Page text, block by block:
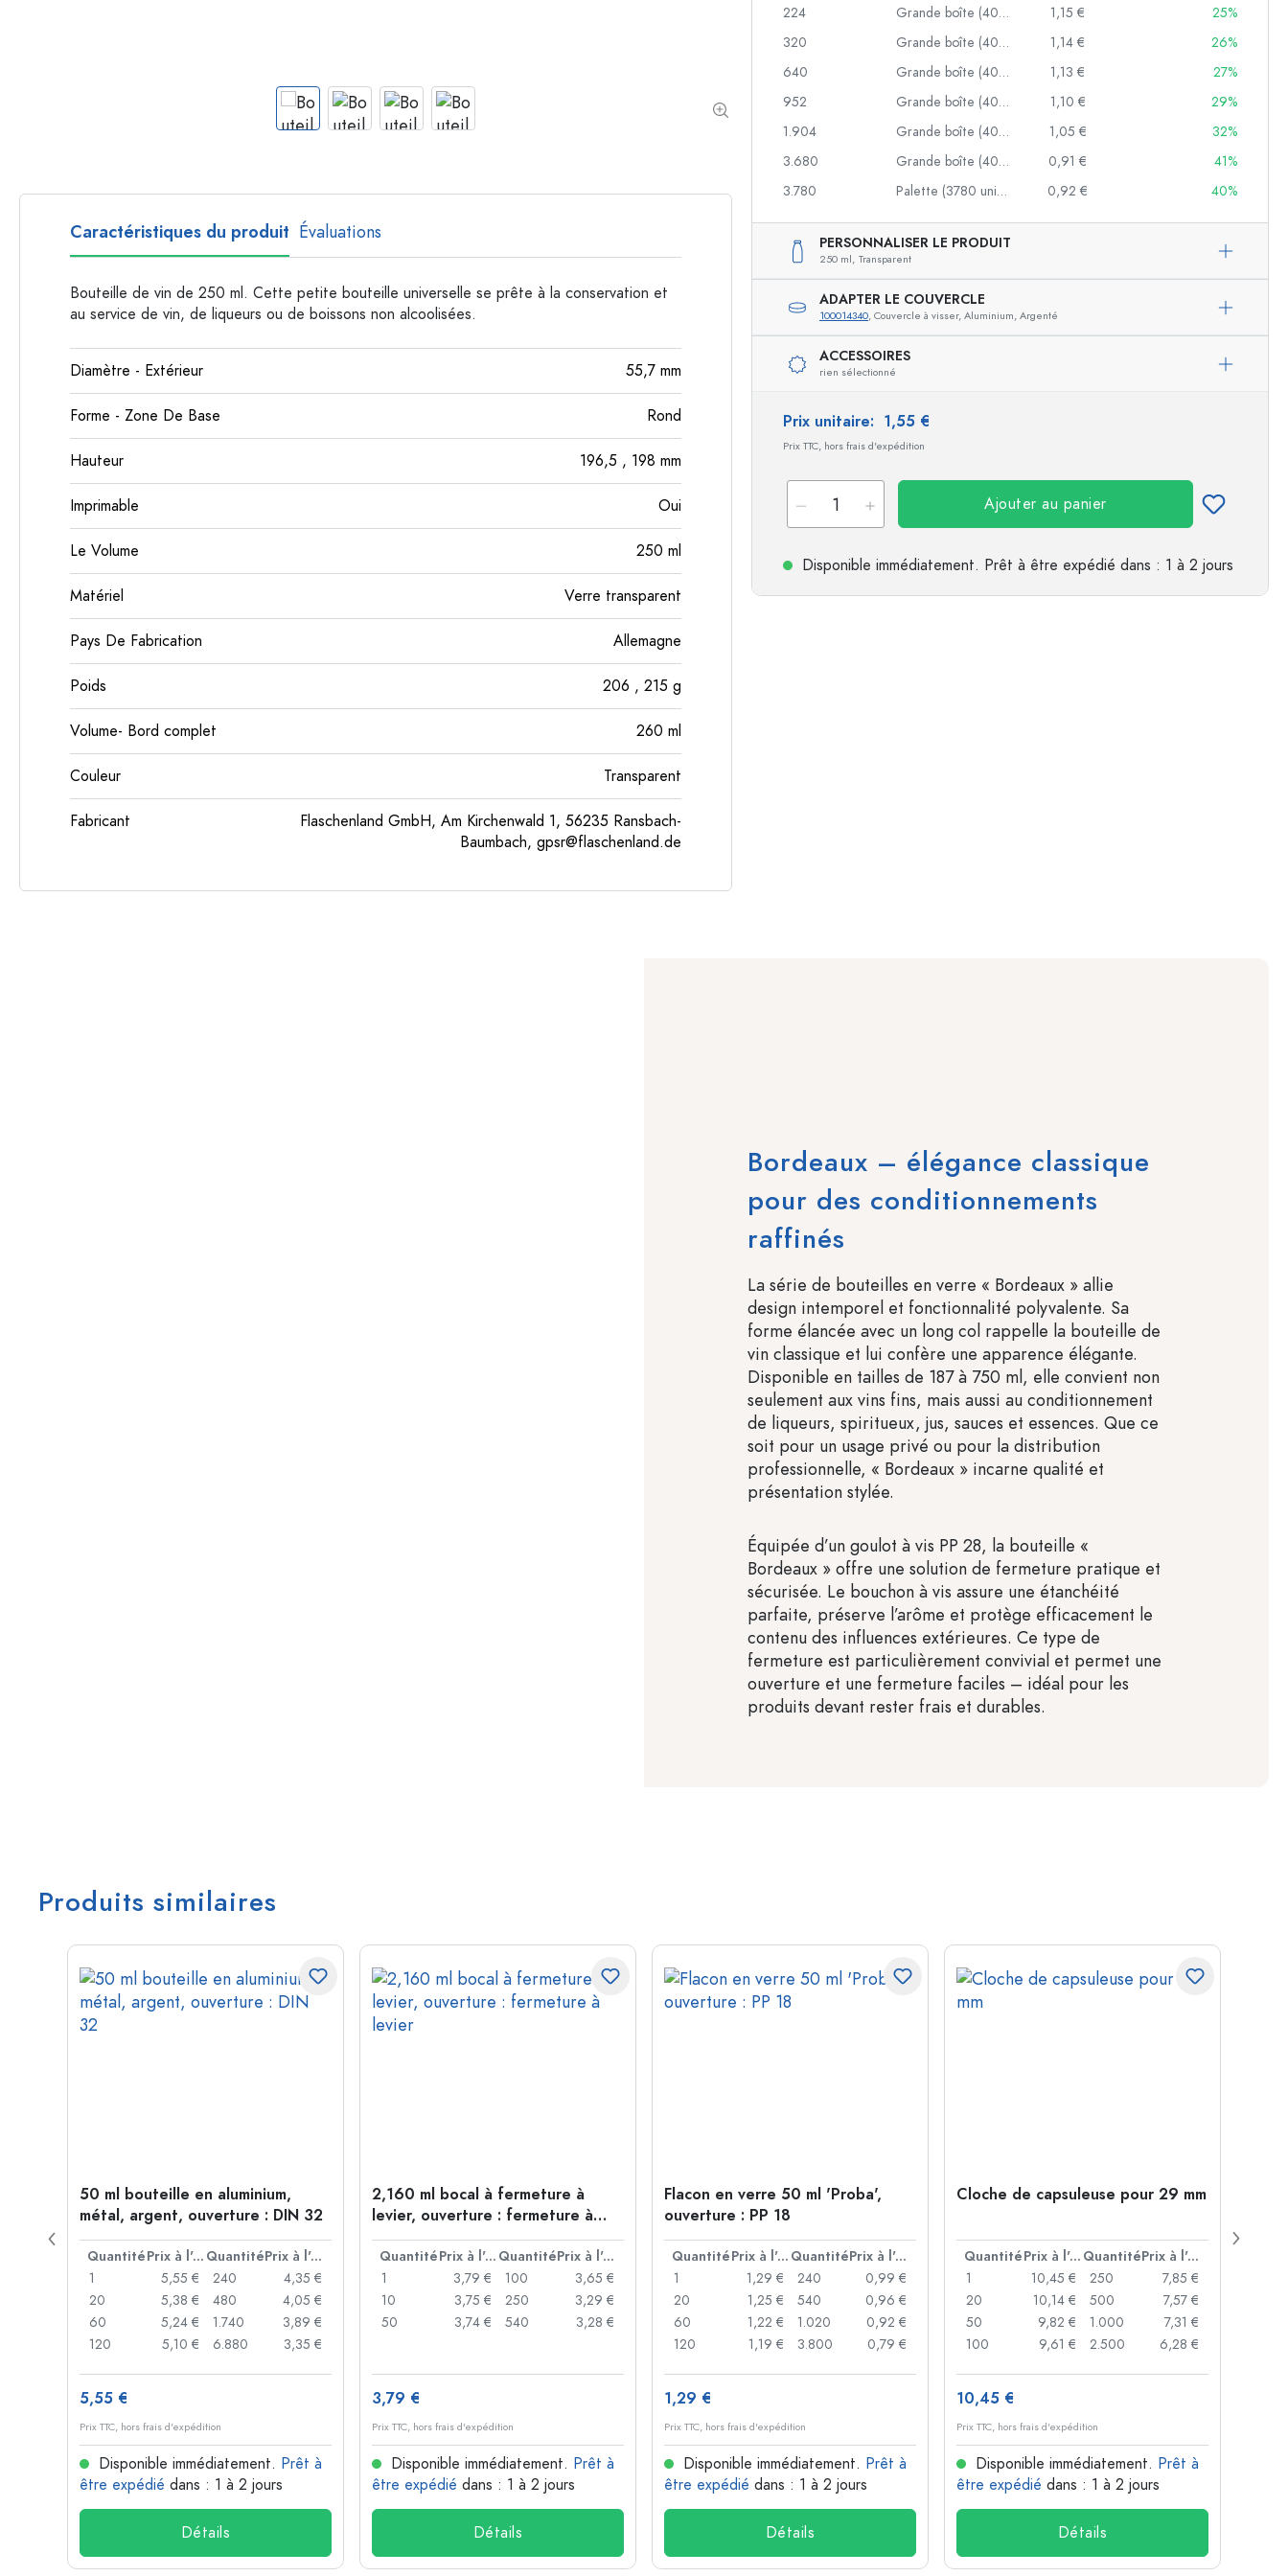
Bouteilles à goulot long
Bouteilles polygonales
Bouteilles cylindriques
224
Grande boîte (40 unités) 1,15 €
25%
320
Grande boîte (40 unités) 1,14 €
26%
640
Grande boîte (40 unités) 1,13 €
27%
952
Grande boîte (40 unités) 1,10 €
29%
1.904
Grande boîte (40 unités) 1,05 €
32%
3.680
Grande boîte (40 unités) 0,91 €
41%
3.780
Palette (3780 unités) 0,92 € 40%
PERSONNALISER LE PRODUIT
250 ml, Transparent
ADAPTER LE COUVERCLE
100014340, Couvercle à visser, Aluminium, Argenté
ACCESSOIRES
rien sélectionné
Prix unitaire: 1,55 €
Prix TTC, hors frais d'expédition
Ajouter au panier
Disponible immédiatement. Prêt à être expédié dans : 1 à 2 jours
Caractéristiques du produit Évaluations
Bouteille de vin de 250 ml. Cette petite bouteille universelle se prête à la conservation et
au service de vin, de liqueurs ou de boissons non alcoolisées.
Diamètre - Extérieur 55,7 mm
Forme - Zone De Base Rond
Hauteur 196,5 , 198 mm
Imprimable Oui
Le Volume 250 ml
Matériel Verre transparent
Pays De Fabrication Allemagne
Poids 206 , 215 g
Volume- Bord complet 260 ml
Couleur Transparent
Fabricant
Flaschenland GmbH, Am Kirchenwald 1, 56235 Ransbach-
Baumbach, gpsr@flaschenland.de
Bordeaux – élégance classique
pour des conditionnements
raffinés
La série de bouteilles en verre « Bordeaux » allie
design intemporel et fonctionnalité polyvalente. Sa
forme élancée avec un long col rappelle la bouteille de
vin classique et lui confère une apparence élégante.
Disponible en tailles de 187 à 750 ml, elle convient non
seulement aux vins fins, mais aussi au conditionnement
de liqueurs, spiritueux, jus, sauces et essences. Que ce
soit pour un usage privé ou pour la distribution
professionnelle, « Bordeaux » incarne qualité et
présentation stylée.
Équipée d’un goulot à vis PP 28, la bouteille «
Bordeaux » offre une solution de fermeture pratique et
sécurisée. Le bouchon à vis assure une étanchéité
parfaite, préserve l’arôme et protège efficacement le
contenu des influences extérieures. Ce type de
fermeture est particulièrement convivial et permet une
ouverture et une fermeture faciles – idéal pour les
produits devant rester frais et durables.
Produits similaires
50 ml bouteille en aluminium,
métal, argent, ouverture : DIN 32
Quantité Prix à l'unité Quantité
Prix à l'unité
1
5,55 €
20
5,38 €
60
5,24 €
120
5,10 €
240
4,35 €
480
4,05 €
1.740
3,89 €
6.880
3,35 €
5,55 €
Prix TTC, hors frais d'expédition
Disponible immédiatement. Prêt à
être expédié dans : 1 à 2 jours
Détails
2,160 ml bocal à fermeture à
levier, ouverture : fermeture à
levier
Quantité Prix à l'unité Quantité
Prix à l'unité
1
3,79 €
10
3,75 €
50
3,74 €
100
3,65 €
250
3,29 €
540
3,28 €
3,79 €
Prix TTC, hors frais d'expédition
Disponible immédiatement. Prêt à
être expédié dans : 1 à 2 jours
Détails
Flacon en verre 50 ml 'Proba',
ouverture : PP 18
Quantité Prix à l'unité Quantité
Prix à l'unité
1
1,29 €
20
1,25 €
60
1,22 €
120
1,19 €
240
0,99 €
540
0,96 €
1.020
0,92 €
3.800
0,79 €
1,29 €
Prix TTC, hors frais d'expédition
Disponible immédiatement. Prêt à
être expédié dans : 1 à 2 jours
Détails
Cloche de capsuleuse pour 29 mm
Quantité Prix à l'unité Quantité
Prix à l'unité
1
10,45 €
20
10,14 €
50
9,82 €
100
9,61 €
250
7,85 €
500
7,57 €
1.000
7,31 €
2.500
6,28 €
10,45 €
Prix TTC, hors frais d'expédition
Disponible immédiatement. Prêt à
être expédié dans : 1 à 2 jours
Détails